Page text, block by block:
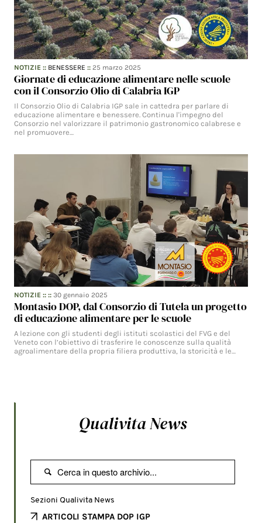
NOTIZIE :: BENESSERE ::25 marzo 2025
Giornate di educazione alimentare nelle scuole
con il Consorzio Olio di Calabria IGP
Il Consorzio Olio di Calabria IGP sale in cattedra per parlare di
educazione alimentare e benessere. Continua l'impegno del
Consorzio nel valorizzare il patrimonio gastronomico calabrese e
nel promuovere…
NOTIZIE :: ::30 gennaio 2025
Montasio DOP, dal Consorzio di Tutela un progetto
di educazione alimentare per le scuole
A lezione con gli studenti degli istituti scolastici del FVG e del
Veneto con l’obiettivo di trasferire le conoscenze sulla qualità
agroalimentare della propria filiera produttiva, la storicità e le…
Qualivita News

Sezioni Qualivita News
ARTICOLI STAMPA DOP IGP